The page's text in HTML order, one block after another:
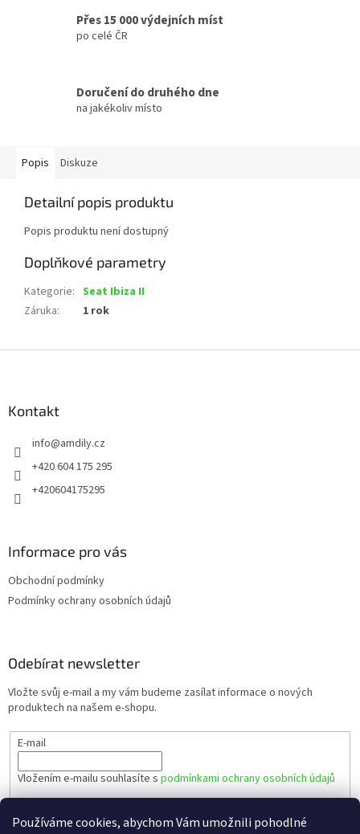
Používáme cookies, abychom Vám umožnili pohodlné
Přes 15 000 výdejních míst
po celé ČR
Doručení do druhého dne
na jakékoliv místo
Popis Diskuze
Detailní popis produktu
Popis produktu není dostupný
Doplňkové parametry
Kategorie: Seat Ibiza II
Záruka: 1 rok
Kontakt
info@amdily.cz
+420 604 175 295
+420604175295
Informace pro vás
Obchodní podmínky
Podmínky ochrany osobních údajů
Odebírat newsletter
Vložte svůj e-mail a my vám budeme zasílat informace o nových
produktech na našem e-shopu.
E-mail
Vložením e-mailu souhlasíte s podmínkami ochrany osobních údajů
PŘIHLÁSIT SE